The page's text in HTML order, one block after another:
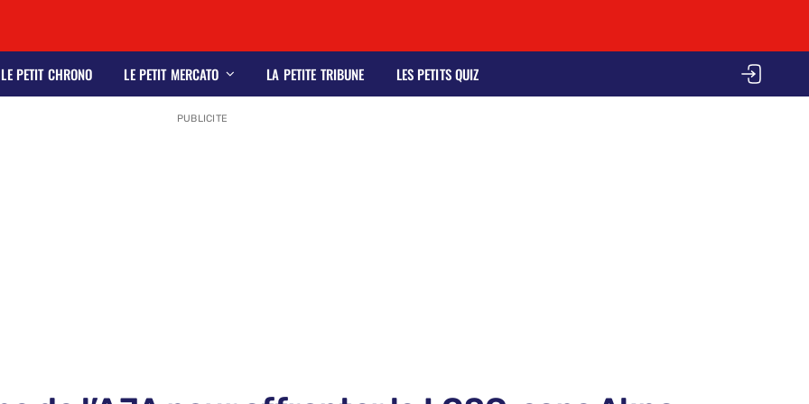
LE PETIT CHRONO LE PETIT MERCATO LA PETITE TRIBUNE LES PETITS QUIZ
PUBLICITE